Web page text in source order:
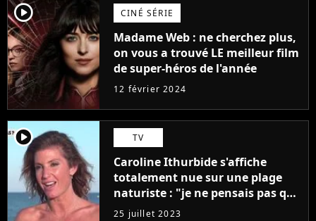
player2 CINÉ SÉRIE
Madame Web : ne cherchez plus,
on vous a trouvé LE meilleur film
de super-héros de l'année
12 février 2024
player2 TV
Caroline Ithurbide s'affiche
totalement nue sur une plage
naturiste : "je ne pensais pas que
j'arriverais à le faire..."
25 juillet 2023